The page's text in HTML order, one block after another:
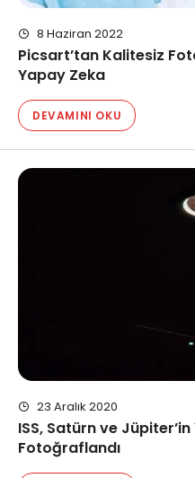
8 Haziran 2022
Picsart’tan Kalitesiz
Yapay Zeka
DEVAMINI OKU
23 Aralık 2020
ISS, Satürn ve
Fotoğraflandı